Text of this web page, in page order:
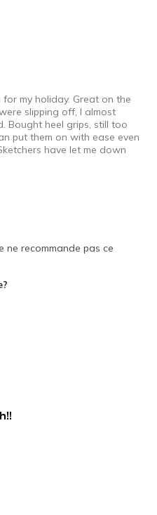
my holiday. Great on the
slipping off, I almost
Bought heel grips, still too
put them on with ease even
have let me down
width
too big
ne recommande pas ce